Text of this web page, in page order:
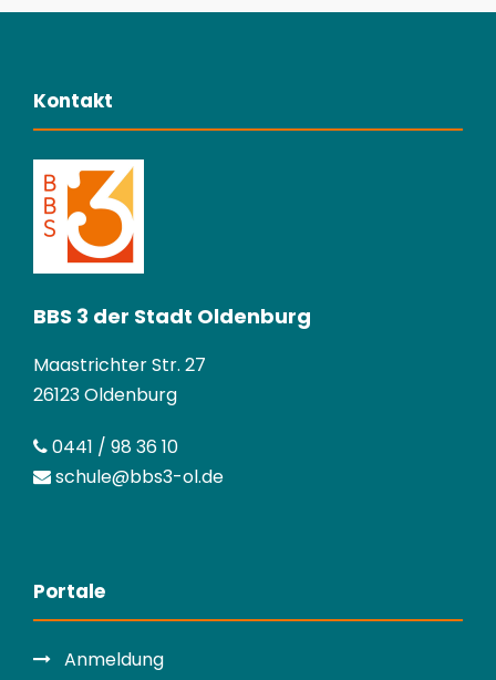
Kontakt
BBS 3 der Stadt Oldenburg
Maastrichter Str. 27
26123 Oldenburg
0441 / 98 36 10
schule@bbs3-ol.de
Portale
Anmeldung